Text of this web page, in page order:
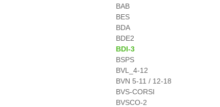
BAB
BES
BDA
BDE2
BDI-3
BSPS
BVL_4-12
BVN 5-11 / 12-18
BVS-CORSI
BVSCO-2